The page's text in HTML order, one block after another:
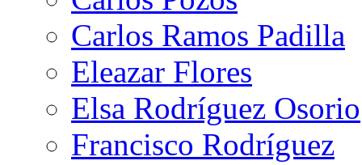
Carlos Ramos Padilla
Eleazar Flores
Elsa Rodríguez Osorio
Francisco Rodríguez